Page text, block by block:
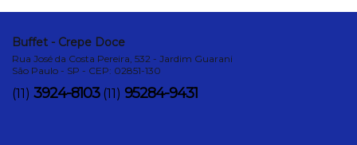
Buffet - Crepe Doce
Rua José da Costa Pereira, 532 - Jardim Guarani
São Paulo - SP - CEP: 02851-130
(11) 3924-8103 (11) 95284-9431